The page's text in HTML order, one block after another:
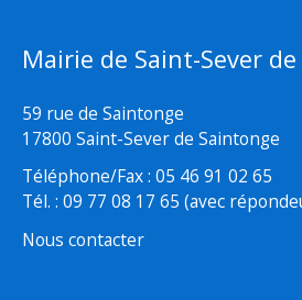
Mairie de Saint-Sever
59 rue de Saintonge
17800 Saint-Sever de Saintonge
Téléphone/Fax : 05 46 91 02 65
Tél. : 09 77 08 17 65 (avec
Nous contacter